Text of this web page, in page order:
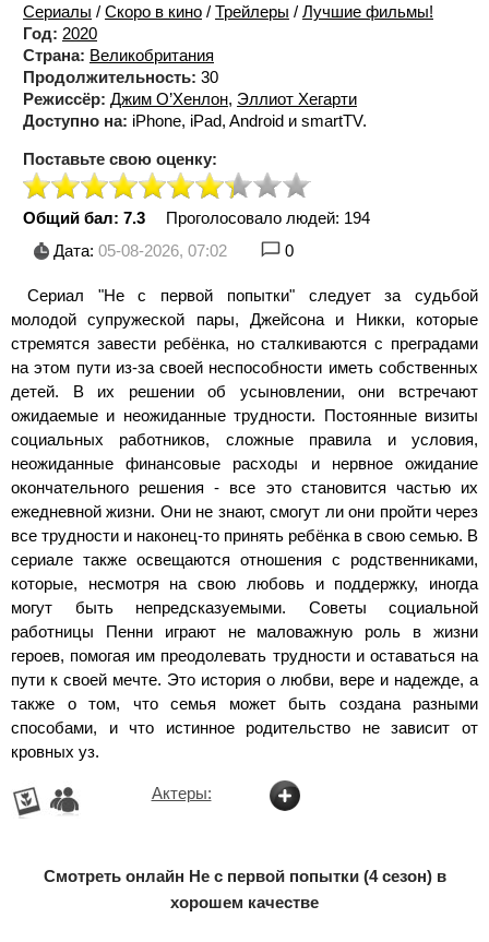
Сериалы / Скоро в кино / Трейлеры / Лучшие фильмы!
Год: 2020
Страна: Великобритания
Продолжительность: 30
Режиссёр: Джим О’Хенлон, Эллиот Хегарти
Доступно на: iPhone, iPad, Android и smartTV.
Поставьте свою оценку:
Общий бал: 7.3 Проголосовало людей: 194
Дата: 05-08-2026, 07:02 0
Сериал "Не с первой попытки" следует за судьбой
молодой супружеской пары, Джейсона и Никки, которые
стремятся завести ребёнка, но сталкиваются с преградами
на этом пути из-за своей неспособности иметь собственных
детей. В их решении об усыновлении, они встречают
ожидаемые и неожиданные трудности. Постоянные визиты
социальных работников, сложные правила и условия,
неожиданные финансовые расходы и нервное ожидание
окончательного решения - все это становится частью их
ежедневной жизни. Они не знают, смогут ли они пройти через
все трудности и наконец-то принять ребёнка в свою семью. В
сериале также освещаются отношения с родственниками,
которые, несмотря на свою любовь и поддержку, иногда
могут быть непредсказуемыми. Советы социальной
работницы Пенни играют не маловажную роль в жизни
героев, помогая им преодолевать трудности и оставаться на
пути к своей мечте. Это история о любви, вере и надежде, а
также о том, что семья может быть создана разными
способами, и что истинное родительство не зависит от
кровных уз.
Актеры:
Смотреть онлайн Не с первой попытки (4 сезон) в
хорошем качестве